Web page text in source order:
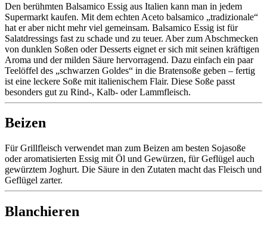
Den berühmten Balsamico Essig aus Italien kann man in jedem
Supermarkt kaufen. Mit dem echten Aceto balsamico „tradizionale“
hat er aber nicht mehr viel gemeinsam. Balsamico Essig ist für
Salatdressings fast zu schade und zu teuer. Aber zum Abschmecken
von dunklen Soßen oder Desserts eignet er sich mit seinen kräftigen
Aroma und der milden Säure hervorragend. Dazu einfach ein paar
Teelöffel des „schwarzen Goldes“ in die Bratensoße geben – fertig
ist eine leckere Soße mit italienischem Flair. Diese Soße passt
besonders gut zu Rind-, Kalb- oder Lammfleisch.
Beizen
Für Grillfleisch verwendet man zum Beizen am besten Sojasoße
oder aromatisierten Essig mit Öl und Gewürzen, für Geflügel auch
gewürztem Joghurt. Die Säure in den Zutaten macht das Fleisch und
Geflügel zarter.
Blanchieren